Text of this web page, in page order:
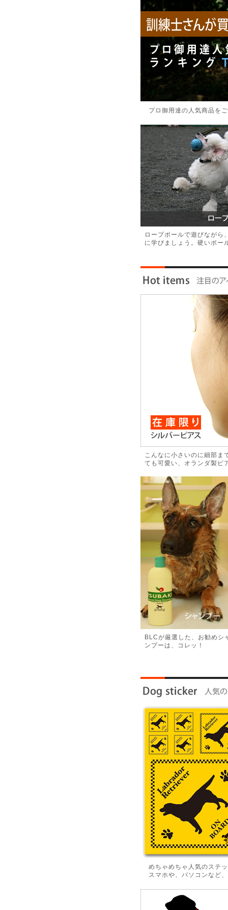
プロ御用達の人気商品を
ロープボールで遊びながら
に学びましょう。硬いボー
こんなに小さいのに細部ま
ても可愛い、オランダ製ピ
BLCが厳選した、お勧めシ
ンプーは、コレッ！
めちゃめちゃ人気のステ
スマホや、パソコンなど